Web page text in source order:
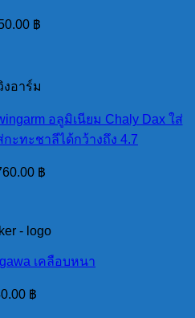
฿
งอาร์ม
อลูมิเนียม Chaly Dax ใส่
กะทะชาลีได้กว้างถึง 4.7
฿
- logo
เคลือบหนา
฿